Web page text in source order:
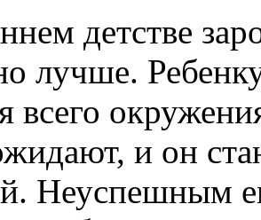
детстве
лучше.
всего
и он
Неуспешным